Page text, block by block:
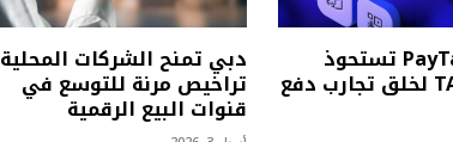
مجموعة PayTabs تستحوذ
على TAPn’GO لخلق تجارب دفع
دبي تمنح الشركات المحلية
تراخيص مرنة للتوسع في
قنوات البيع الرقمية